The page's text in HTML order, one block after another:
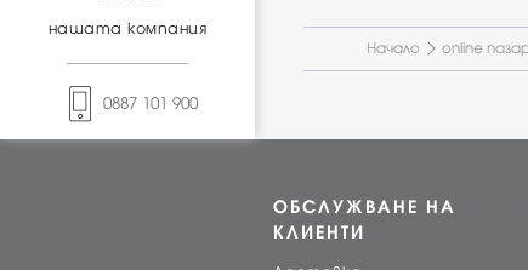
нашата компания
0887 101 900
Начало online
ОБСЛУЖВАНЕ НА
КЛИЕНТИ